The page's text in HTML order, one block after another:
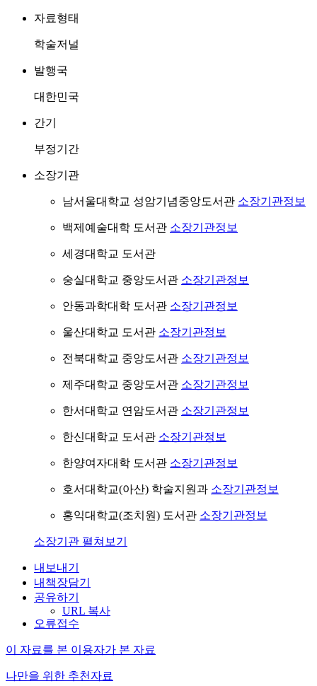
자료형태
학술저널
발행국
대한민국
간기
부정기간
소장기관
남서울대학교 성암기념중앙도서관 소장기관정보
백제예술대학 도서관 소장기관정보
세경대학교 도서관
숭실대학교 중앙도서관 소장기관정보
안동과학대학 도서관 소장기관정보
울산대학교 도서관 소장기관정보
전북대학교 중앙도서관 소장기관정보
제주대학교 중앙도서관 소장기관정보
한서대학교 연암도서관 소장기관정보
한신대학교 도서관 소장기관정보
한양여자대학 도서관 소장기관정보
호서대학교(아산) 학술지원과 소장기관정보
홍익대학교(조치원) 도서관 소장기관정보
소장기관 펼쳐보기
내보내기
내책장담기
공유하기
URL 복사
오류접수
이 자료를 본 이용자가 본 자료
나만을 위한 추천자료